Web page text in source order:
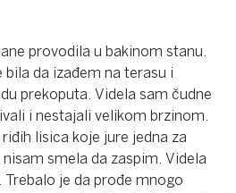
provodila u bakinom stanu.
da izađem na terasu i
prekoputa. Videla sam čudne
i nestajali velikom brzinom.
lisica koje jure jedna za
smela da zaspim. Videla
Trebalo je da prođe mnogo